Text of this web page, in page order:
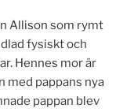
Allison som rymt
fysiskt och
Hennes mor är
med pappans nya
pappan blev